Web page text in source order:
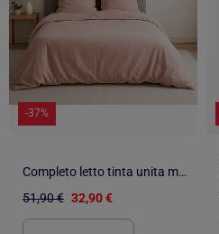
-37%
Completo letto tinta unita micro lavata
51,90 € 32,90 €